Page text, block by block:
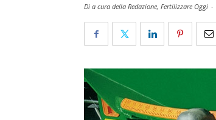
Di a cura della Redazione, Fertilizzare Oggi -